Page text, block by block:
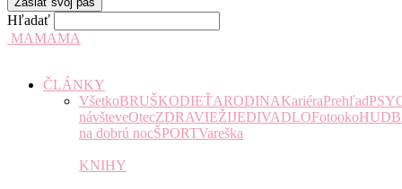
Hľadať
MAMAMA
ČLÁNKY
VšetkoBRUŠKODIEŤARODINAKariéraPrehľad
návšteveOtecZDRAVIEŽIJEDIVADLOFotooko
na dobrú nocŠPORTVareška
KNIHY